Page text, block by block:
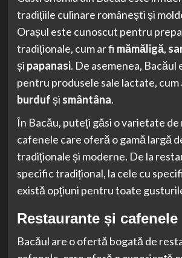
tradițiile culinare românești și
Orașul este cunoscut pentru
tradiționale, cum ar fi mămăligă,
și papanasi. De asemenea, Bacăul
pentru produsele sale lactate, cum
burdufși smântâna.
În Bacău, puteți găsi o varietate
cafenele care oferă o gamă largă
tradiționale și moderne. De la
specific tradițional, la cele cu
există opțiuni pentru toate
Restaurante și cafenele
Bacăul are o ofertă bogată de